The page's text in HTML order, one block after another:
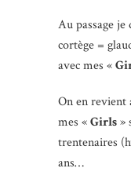
Au passage
cortège =
avec mes «
On en revient
mes «Girls»
trentenaires
ans…